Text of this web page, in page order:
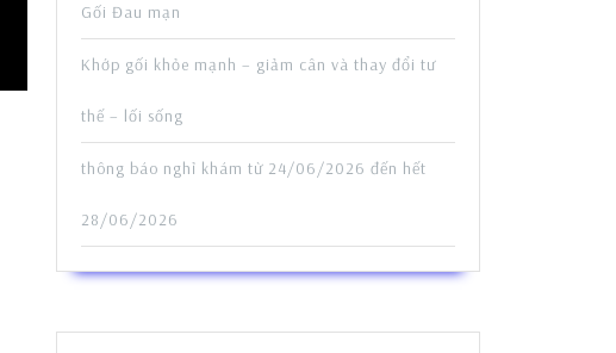
Gối Đau mạn
Khớp gối khỏe mạnh – giảm cân và thay đổi tư
thế – lối sống
thông báo nghỉ khám từ 24/06/2026 đến hết
28/06/2026